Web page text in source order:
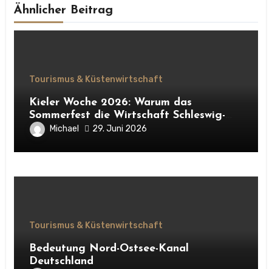
Ähnlicher Beitrag
Tourismus & Küstenwirtschaft
Kieler Woche 2026: Warum das
Sommerfest die Wirtschaft Schleswig-
Holsteins erneut ankurbelt
Michael 29. Juni 2026
Tourismus & Küstenwirtschaft
Bedeutung Nord-Ostsee-Kanal
Deutschland